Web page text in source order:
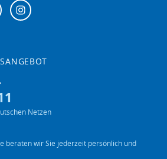
Instagram
Netzen
beraten wir Sie jederzeit persönlich und